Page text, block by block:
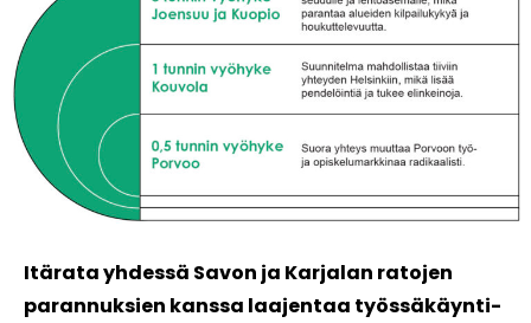
Itärata yhdessä Savon ja Karjalan ratojen
parannuksien kanssa laajentaa työssäkäynti-